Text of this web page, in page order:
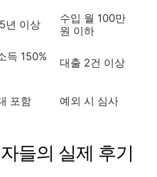
년 이상
수입 월 100만
원 이하
득 150%
대출 2건 이상
포함 예외 시 심사
들의 실제 후기